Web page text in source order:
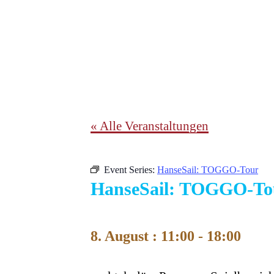
« Alle Veranstaltungen
Event Series: HanseSail: TOGGO-Tour
HanseSail: TOGGO-
8. August : 11:00 - 18:00